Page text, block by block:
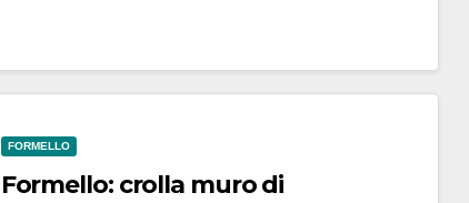
FORMELLO
Formello: crolla muro di